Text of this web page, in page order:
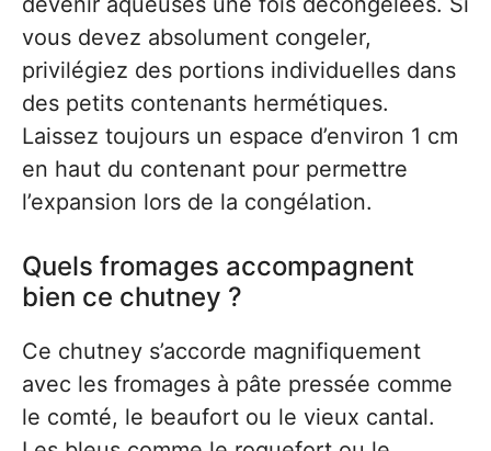
vous devez absolument congeler,
privilégiez des portions individuelles dans
des petits contenants hermétiques.
Laissez toujours un espace d’environ 1 cm
en haut du contenant pour permettre
l’expansion lors de la congélation.
Quels fromages accompagnent
bien ce chutney ?
Ce chutney s’accorde magnifiquement
avec les fromages à pâte pressée comme
le comté, le beaufort ou le vieux cantal.